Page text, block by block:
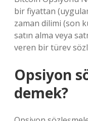
bir fiyattan
zaman dilimi (son
satın alma veya
veren bir türev
Opsiyon
demek?